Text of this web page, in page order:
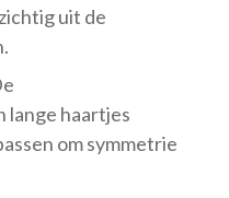
uit de
lange haartjes
om symmetrie